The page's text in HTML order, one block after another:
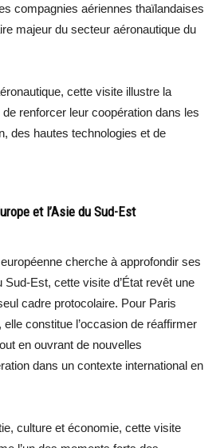
compagnies aériennes thaïlandaises
majeur du secteur aéronautique du
cette visite illustre la
renforcer leur coopération dans les
des hautes technologies et de
et l’Asie du Sud-Est
cherche à approfondir ses
Sud-Est, cette visite d’État revêt une
cadre protocolaire. Pour Paris
constitue l’occasion de réaffirmer
en ouvrant de nouvelles
dans un contexte international en
culture et économie, cette visite